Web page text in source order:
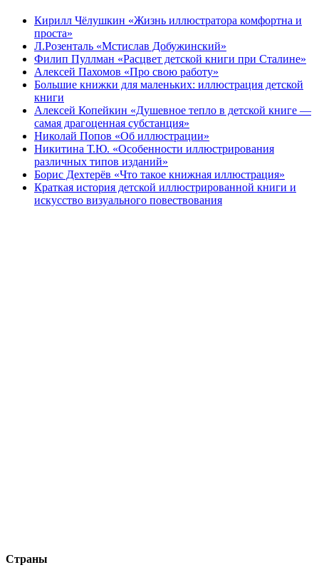
Кирилл Чёлушкин «Жизнь иллюстратора комфортна и
проста»
Л.Розенталь «Мстислав Добужинский»
Филип Пуллман «Расцвет детской книги при Сталине»
Алексей Пахомов «Про свою работу»
Большие книжки для маленьких: иллюстрация детской
книги
Алексей Копейкин «Душевное тепло в детской книге —
самая драгоценная субстанция»
Николай Попов «Об иллюстрации»
Никитина Т.Ю. «Особенности иллюстрирования
различных типов изданий»
Борис Дехтерёв «Что такое книжная иллюстрация»
Краткая история детской иллюстрированной книги и
искусство визуального повествования
Страны